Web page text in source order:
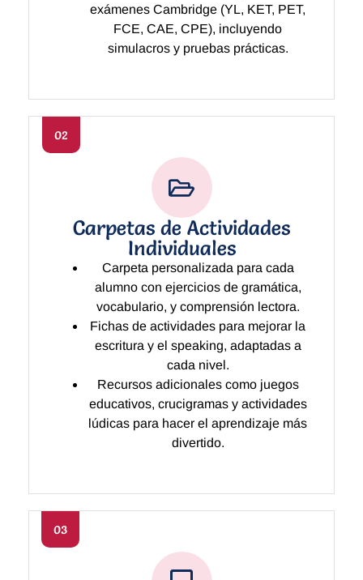
exámenes Cambridge (YL, KET, PET,
FCE, CAE, CPE), incluyendo
simulacros y pruebas prácticas.
02
Carpetas de Actividades
Individuales
Carpeta personalizada para cada
alumno con ejercicios de gramática,
vocabulario, y comprensión lectora.
Fichas de actividades para mejorar la
escritura y el speaking, adaptadas a
cada nivel.
Recursos adicionales como juegos
educativos, crucigramas y actividades
lúdicas para hacer el aprendizaje más
divertido.
03